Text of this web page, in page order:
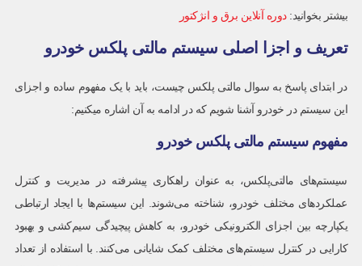
بیشتر بخوانید:دوره آنلاین برق و انژکتور
تعریف و اجزا اصلی سیستم مالتی پلکس خودرو
در ابتدای پاسخ به سوال مالتی پلکس چیست، باید با یک مفهوم ساده و اجزای
این سیستم در خودرو آشنا شویم که در ادامه به آن اشاره میکنیم:
مفهوم سیستم مالتی پلکس خودرو
سیستم‌های مالتی‌پلکس، به عنوان راهکاری پیشرفته در مدیریت و کنترل
عملکردهای مختلف خودرو، شناخته می‌شوند. این سیستم‌ها با ایجاد ارتباطی
یکپارچه بین اجزای الکترونیکی خودرو، به کاهش پیچیدگی سیم‌کشی و بهبود
کارایی در کنترل سیستم‌های مختلف کمک شایانی می‌کنند. با استفاده از تعداد